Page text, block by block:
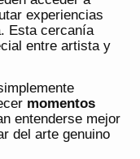
experiencias
Esta cercanía
entre artista y
momentos
entenderse mejor
del arte genuino